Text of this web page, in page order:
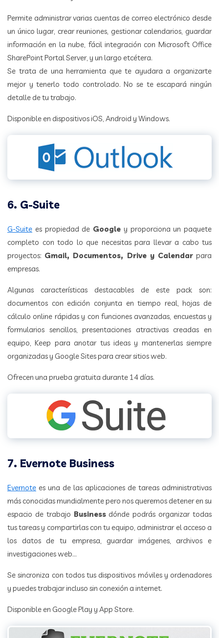
Permite administrar varias cuentas de correo electrónico desde
un único lugar, crear reuniones, gestionar calendarios, guardar
información en la nube, fácil integración con Microsoft Office
SharePoint Portal Server, y un largo etcétera.
Se trata de una herramienta que te ayudara a organizarte
mejor y tenerlo todo controlado. No se te escapará ningún
detalle de tu trabajo.
Disponible en dispositivos iOS, Android y Windows.
6. G-Suite
G-Suite es propiedad de Google y proporciona un paquete
completo con todo lo que necesitas para llevar a cabo tus
proyectos: Gmail, Documentos, Drive y Calendarpara
empresas.
Algunas características destacables de este pack son:
documentos con edición conjunta en tiempo real, hojas de
cálculo online rápidas y con funciones avanzadas, encuestas y
formularios sencillos, presentaciones atractivas creadas en
equipo, Keep para anotar tus ideas y mantenerlas siempre
organizadas y Google Sites para crear sitios web.
Ofrecen una prueba gratuita durante 14 días.
7. Evernote Business
Evernote es una de las aplicaciones de tareas administrativas
más conocidas mundialmente pero nos queremos detener en su
espacio de trabajo Businessdónde podrás organizar todas
tus tareas y compartirlas con tu equipo, administrar el acceso a
los datos de tu empresa, guardar imágenes, archivos e
investigaciones web…
Se sincroniza con todos tus dispositivos móviles y ordenadores
y puedes trabajar incluso sin conexión a internet.
Disponible en Google Play y App Store.